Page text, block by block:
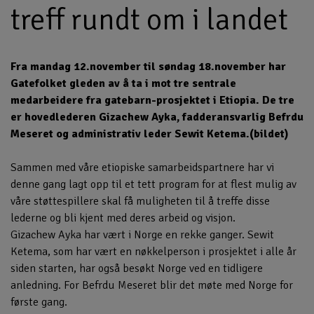
treff rundt om i landet
Fra mandag 12.november til søndag 18.november har
Gatefolket gleden av å ta i mot tre sentrale
medarbeidere fra gatebarn-prosjektet i Etiopia. De tre
er hovedlederen Gizachew Ayka, fadderansvarlig Befrdu
Meseret og administrativ leder Sewit Ketema.(bildet)
Sammen med våre etiopiske samarbeidspartnere har vi
denne gang lagt opp til et tett program for at flest mulig av
våre støttespillere skal få muligheten til å treffe disse
lederne og bli kjent med deres arbeid og visjon.
Gizachew Ayka har vært i Norge en rekke ganger. Sewit
Ketema, som har vært en nøkkelperson i prosjektet i alle år
siden starten, har også besøkt Norge ved en tidligere
anledning. For Befrdu Meseret blir det møte med Norge for
første gang.